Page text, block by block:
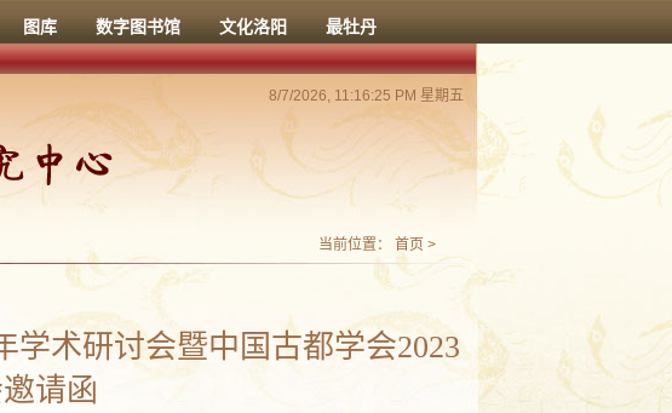
图库 数字图书馆 文化洛阳 最牡丹
8/7/2026, 11:16:25 PM 星期五
当前位置： 首页 >
学术研讨会暨中国古都学会2023
请函